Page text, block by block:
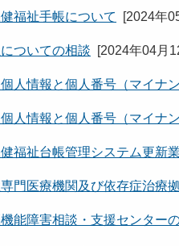
福祉手帳について [2024年
ついての相談 [2024年04月
人情報と個人番号（マイナ
人情報と個人番号（マイナ
福祉台帳管理システム更新
門医療機関及び依存症治療
能障害相談・支援センター